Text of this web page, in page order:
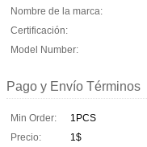
Nombre de la marca:
Certificación:
Model Number:
Pago y Envío Términos
Min Order:
1PCS
Precio:
1$